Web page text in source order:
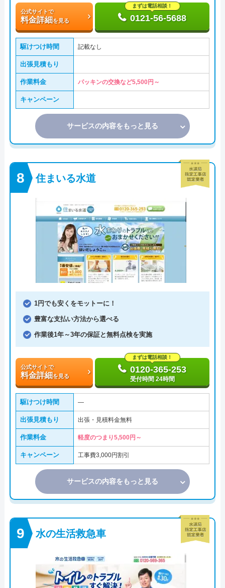
公式サイトで
料金詳細を見る
まずは電話相談！
0121-56-5688
駆けつけ時間 記載なし
出張見積もり
作業料金 パッキンの交換など5,500円～
キャンペーン
サービスの内容をもっと見る
住まいる水道
1円でも安くをモットーに！
豊富な支払い方法から選べる
作業後1年～3年の保証と無料点検を実施
公式サイトで
料金詳細を見る
まずは電話相談！
0120-365-253
受付時間 24時間
駆けつけ時間 ―
出張見積もり 出張・見積料金無料
作業料金 軽度のつまり5,500円～
キャンペーン 工事費3,000円割引
サービスの内容をもっと見る
水の生活救急車